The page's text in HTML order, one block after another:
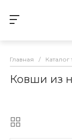
Главная / Каталог
Ковши из